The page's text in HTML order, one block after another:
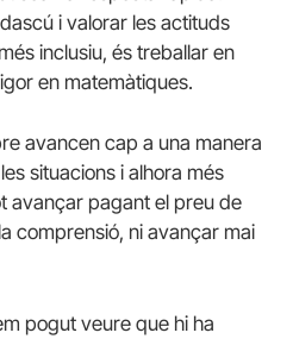
i valorar les actituds
inclusiu, és treballar en
en matemàtiques.
avancen cap a una manera
situacions i alhora més
avançar pagant el preu de
comprensió, ni avançar mai
pogut veure que hi ha